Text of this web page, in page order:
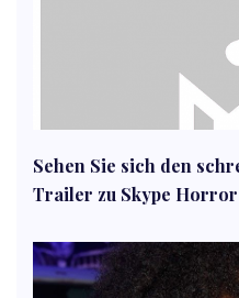
Sehen Sie sich den
Trailer zu Skype